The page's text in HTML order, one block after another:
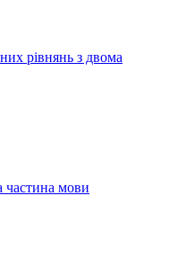
рівнянь з двома
частина мови